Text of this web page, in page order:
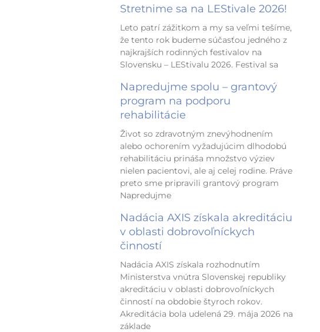
Stretnime sa na LEStivale 2026!
Leto patrí zážitkom a my sa veľmi tešíme,
že tento rok budeme súčasťou jedného z
najkrajších rodinných festivalov na
Slovensku – LEStivalu 2026. Festival sa
Napredujme spolu – grantový
program na podporu
rehabilitácie
Život so zdravotným znevýhodnením
alebo ochorením vyžadujúcim dlhodobú
rehabilitáciu prináša množstvo výziev
nielen pacientovi, ale aj celej rodine. Práve
preto sme pripravili grantový program
Napredujme
Nadácia AXIS získala akreditáciu
v oblasti dobrovoľníckych
činností
Nadácia AXIS získala rozhodnutím
Ministerstva vnútra Slovenskej republiky
akreditáciu v oblasti dobrovoľníckych
činností na obdobie štyroch rokov.
Akreditácia bola udelená 29. mája 2026 na
základe